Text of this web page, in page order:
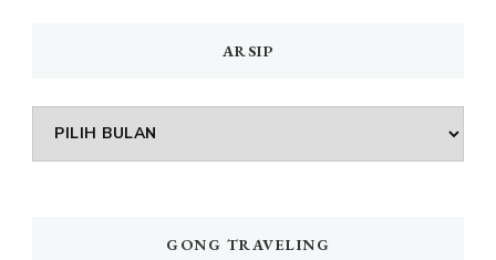
ARSIP
Arsip
GONG TRAVELING